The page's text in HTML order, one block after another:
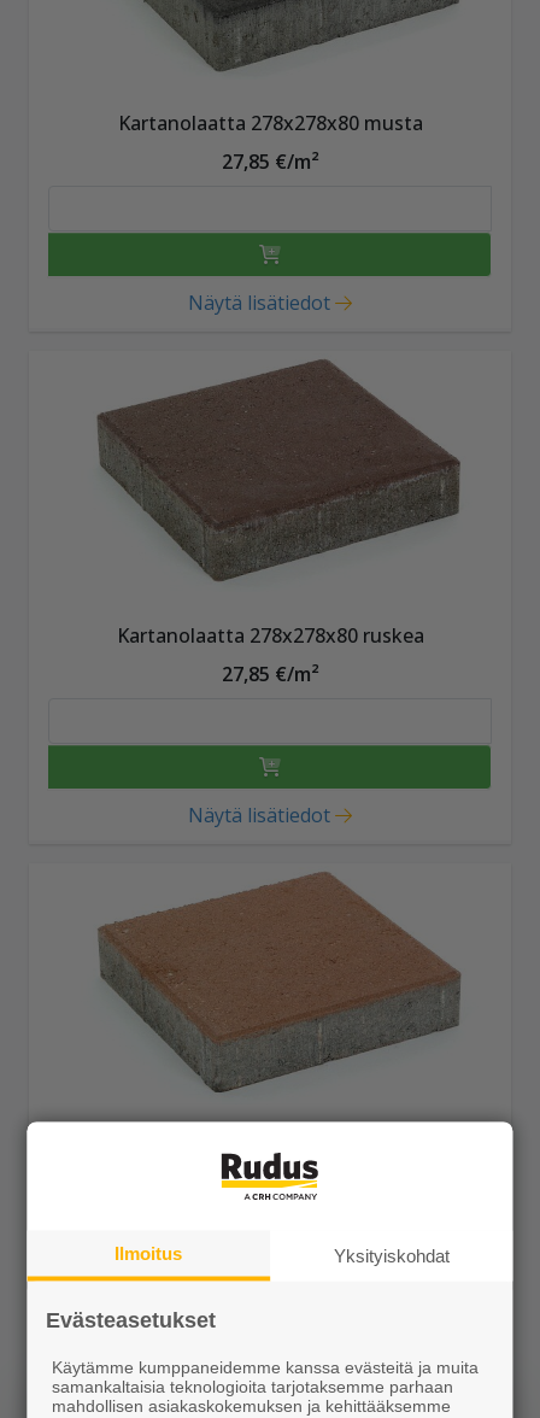
Kartanolaatta 278x278x80 musta
27,85 €/m²
Näytä lisätiedot
Kartanolaatta 278x278x80 ruskea
27,85 €/m²
Näytä lisätiedot
Kartanolaatta 278x278x80 hiekanruskea
27,85 €/m²
Näytä lisätiedot
Ilmoitus Yksityiskohdat
Evästeasetukset
Käytämme kumppaneidemme kanssa evästeitä ja muita
samankaltaisia teknologioita tarjotaksemme parhaan
mahdollisen asiakaskokemuksen ja kehittääksemme